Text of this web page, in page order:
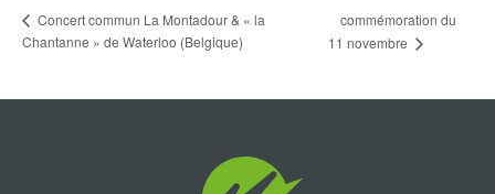
Concert commun La Montadour & « la
Chantanne » de Waterloo (Belgique)
commémoration du
11 novembre